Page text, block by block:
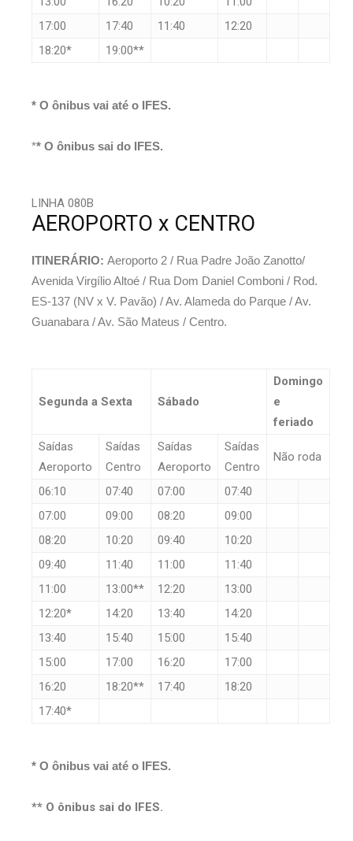
17:00
17:40 11:40
12:20
18:20*
19:00**
* O ônibus vai até o IFES.
** O ônibus sai do IFES.
LINHA 080B
AEROPORTO x CENTRO
ITINERÁRIO: Aeroporto 2 / Rua Padre João Zanotto/
Avenida Virgílio Altoé / Rua Dom Daniel Comboni / Rod.
ES-137 (NV x V. Pavão) / Av. Alameda do Parque / Av.
Guanabara / Av. São Mateus / Centro.
Segunda a Sexta Sábado
Domingo
e
feriado
Saídas
Aeroporto
Saídas
Centro
Saídas
Aeroporto
Saídas
Centro
Não roda
06:10 07:40 07:00
07:40
07:00
09:00 08:20
09:00
08:20
10:20 09:40
10:20
09:40
11:40 11:00
11:40
11:00
13:00** 12:20
13:00
12:20*
14:20 13:40
14:20
13:40
15:40 15:00
15:40
15:00
17:00 16:20
17:00
16:20
18:20** 17:40
18:20
17:40*
* O ônibus vai até o IFES.
** O ônibus sai do IFES.